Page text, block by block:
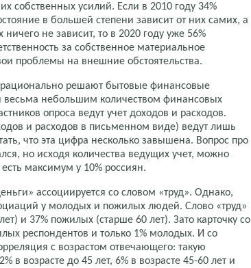
собственных усилий. Если в 2010 году 34%
в большей степени зависит от них самих, а
не зависит, то в 2020 году уже 56%
за собственное материальное
проблемы на внешние обстоятельства.
решают бытовые финансовые
весьма небольшим количеством финансовых
опроса ведут учет доходов и расходов.
и расходов в письменном виде) ведут лишь
что эта цифра несколько завышена. Вопрос про
но исходя количества ведущих учет, можно
максимум у 10% россиян.
ассоциируется со словом «труд». Однако,
у молодых и пожилых людей. Слово «труд»
и 37% пожилых (старше 60 лет). Зато карточку со
респондентов и только 1% молодых. И со
с возрастом отвечающего: такую
возрасте до 45 лет, 6% в возрасте 45-60 лет и